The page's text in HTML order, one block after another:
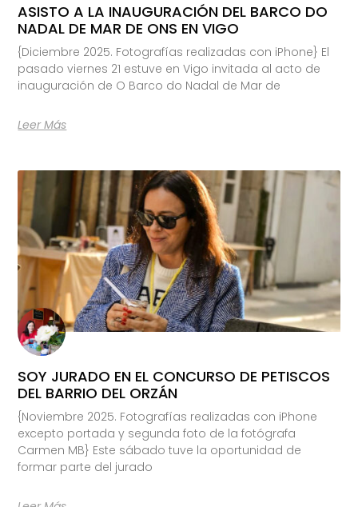
ASISTO A LA INAUGURACIÓN DEL BARCO DO
NADAL DE MAR DE ONS EN VIGO
{Diciembre 2025. Fotografías realizadas con iPhone} El
pasado viernes 21 estuve en Vigo invitada al acto de
inauguración de O Barco do Nadal de Mar de
Leer Más
SOY JURADO EN EL CONCURSO DE PETISCOS
DEL BARRIO DEL ORZÁN
{Noviembre 2025. Fotografías realizadas con iPhone
excepto portada y segunda foto de la fotógrafa
Carmen MB} Este sábado tuve la oportunidad de
formar parte del jurado